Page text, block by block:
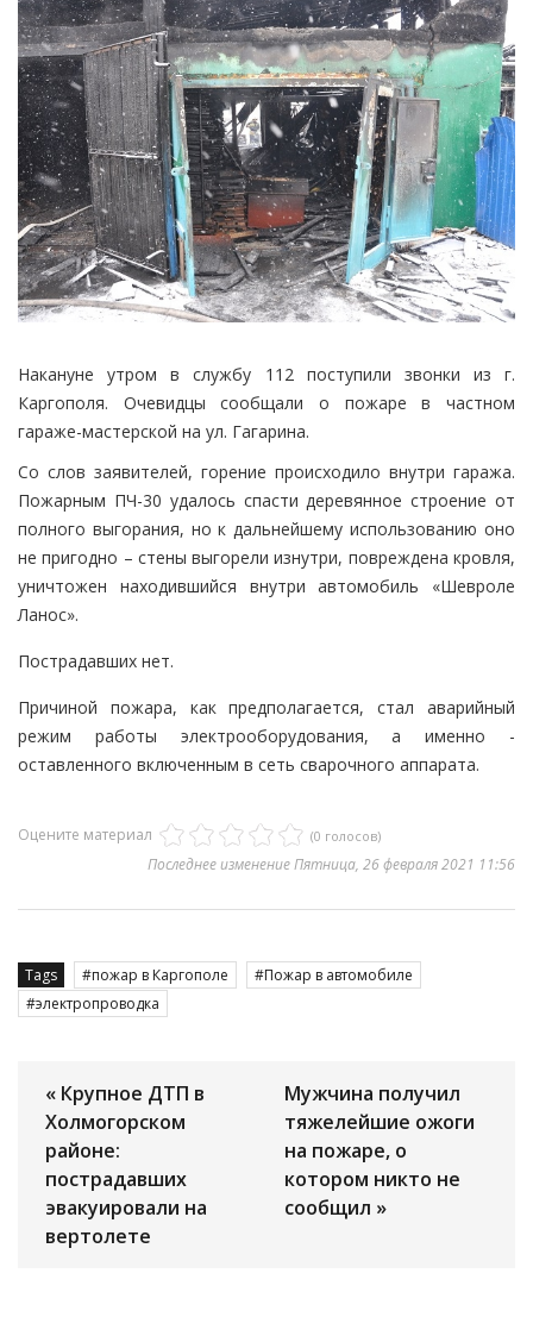
Накануне утром в службу 112 поступили звонки из г.
Каргополя. Очевидцы сообщали о пожаре в частном
гараже-мастерской на ул. Гагарина.
Со слов заявителей, горение происходило внутри гаража.
Пожарным ПЧ-30 удалось спасти деревянное строение от
полного выгорания, но к дальнейшему использованию оно
не пригодно – стены выгорели изнутри, повреждена кровля,
уничтожен находившийся внутри автомобиль «Шевроле
Ланос».
Пострадавших нет.
Причиной пожара, как предполагается, стал аварийный
режим работы электрооборудования, а именно -
оставленного включенным в сеть сварочного аппарата.
Оцените материал (0 голосов)
Последнее изменение Пятница, 26 февраля 2021 11:56
Tags пожар в Каргополе
Пожар в автомобиле
электропроводка
« Крупное ДТП в
Холмогорском
районе:
пострадавших
эвакуировали на
вертолете
Мужчина получил
тяжелейшие ожоги
на пожаре, о
котором никто не
сообщил »